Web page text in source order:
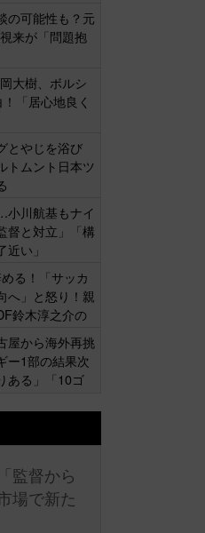
の可能性も？元
来が「問題抱
大樹、ボルシ
「居心地良く
とやじを浴び
トムント日本ツ
川航基もナイ
督と対立」「構
い」
る！「サッカ
へ」と怒り！親
鈴木淳之介の
屋から海外再挑
ー1部の結果次
ある」「10ゴ
監督から
場で新た